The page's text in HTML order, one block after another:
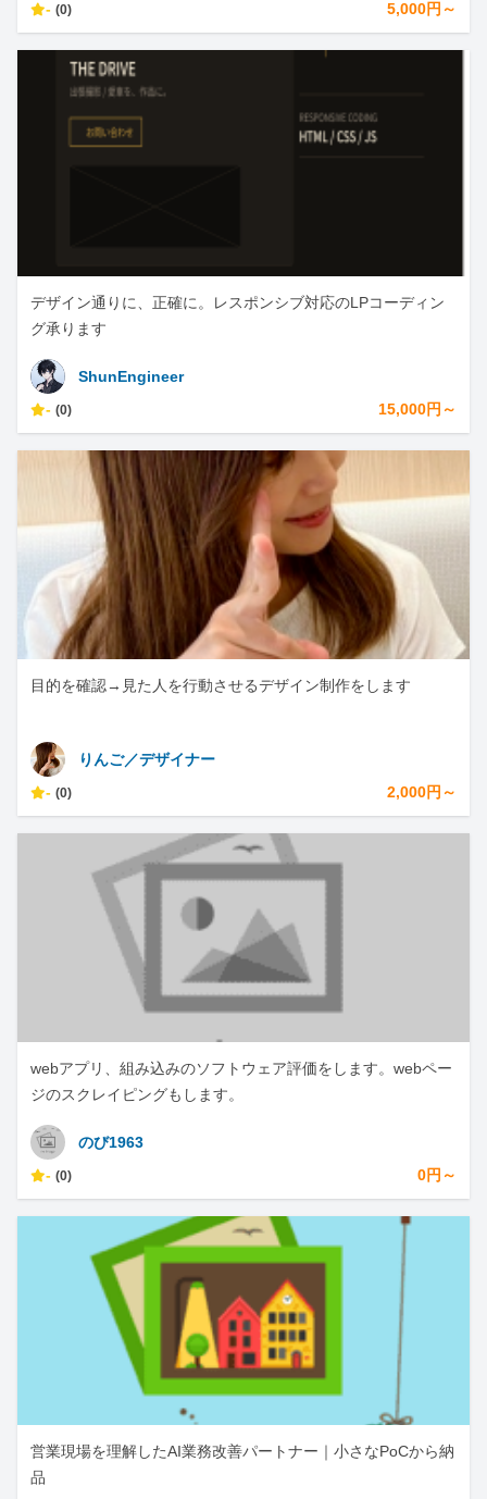
- (0) 5,000円～
デザイン通りに、正確に。レスポンシブ対応のLPコーディン
グ承ります
ShunEngineer
- (0) 15,000円～
目的を確認→見た人を行動させるデザイン制作をします
りんご／デザイナー
- (0) 2,000円～
webアプリ、組み込みのソフトウェア評価をします。webペー
ジのスクレイピングもします。
のび1963
- (0) 0円～
営業現場を理解したAI業務改善パートナー｜小さなPoCから納
品